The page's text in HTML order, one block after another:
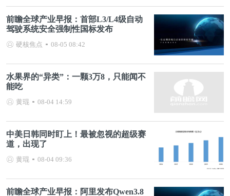
前瞻全球产业早报：首部L3/L4级自动
驾驶系统安全强制性国标发布
硬核焦点 08-05 08:42
水果界的“异类”：一颗3万8，只能闻不
能吃
黄琨 08-04 14:59
中美日韩同时盯上！最被忽视的超级赛
道，出现了
黄琨 08-04 09:36
前瞻全球产业早报：阿里发布Qwen3.8